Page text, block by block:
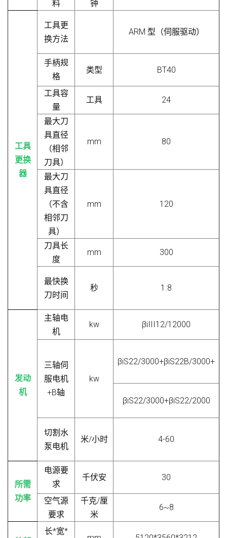
料 钟
工具
更换
器
工具更
换方法
ARM 型（伺服驱动）
手柄规
格
类型 BT40
工具容
量
工具 24
最大刀
具直径
（相邻
刀具）
mm 80
最大刀
具直径
（不含
相邻刀
具）
mm 120
刀具长
度
mm 300
最快换
刀时间
秒 1.8
发动
机
主轴电
机
kw βiIII12/12000
三轴伺
服电机
+B轴
kw
βiS22/3000+βiS22B/3000+
βiS22/3000+βiS22/2000
切割水
泵电机
米/小时 4-60
所需
功率
电源要
求
千伏安 30
空气源
要求
千克/厘
米
6~8
长*宽*